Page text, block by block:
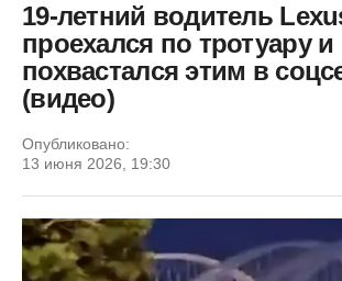
19-летний водитель
проехался по тротуару и
похвастался этим в
(видео)
Опубликовано:
13 июня 2026, 19:30